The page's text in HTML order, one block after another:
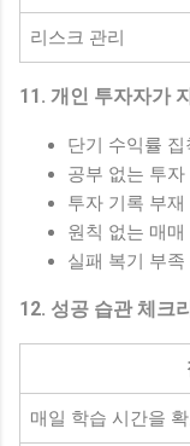
리스크 관리
11. 개인 투자자가
단기 수익률 집
공부 없는 투자
투자 기록 부재
원칙 없는 매매
실패 복기 부족
12. 성공 습관 체크
매일 학습 시간을